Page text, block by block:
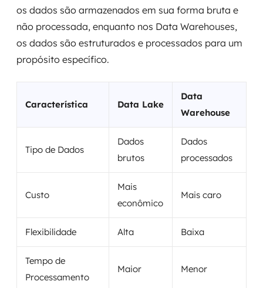
os dados são armazenados em sua forma bruta e
não processada, enquanto nos Data Warehouses,
os dados são estruturados e processados para um
propósito específico.
Característica Data Lake
Data
Warehouse
Tipo de Dados
Dados
brutos
Dados
processados
Custo
Mais
econômico
Mais caro
Flexibilidade Alta Baixa
Tempo de
Processamento
Maior Menor